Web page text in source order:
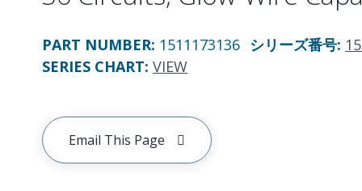
PART NUMBER: 1511173136 シリーズ番号:
SERIES CHART: VIEW
Email This Page